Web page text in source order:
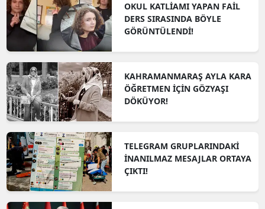
OKUL KATLİAMI YAPAN FAİL
DERS SIRASINDA BÖYLE
GÖRÜNTÜLENDİ!
KAHRAMANMARAŞ AYLA KARA
ÖĞRETMEN İÇİN GÖZYAŞI
DÖKÜYOR!
TELEGRAM GRUPLARINDAKİ
İNANILMAZ MESAJLAR ORTAYA
ÇIKTI!